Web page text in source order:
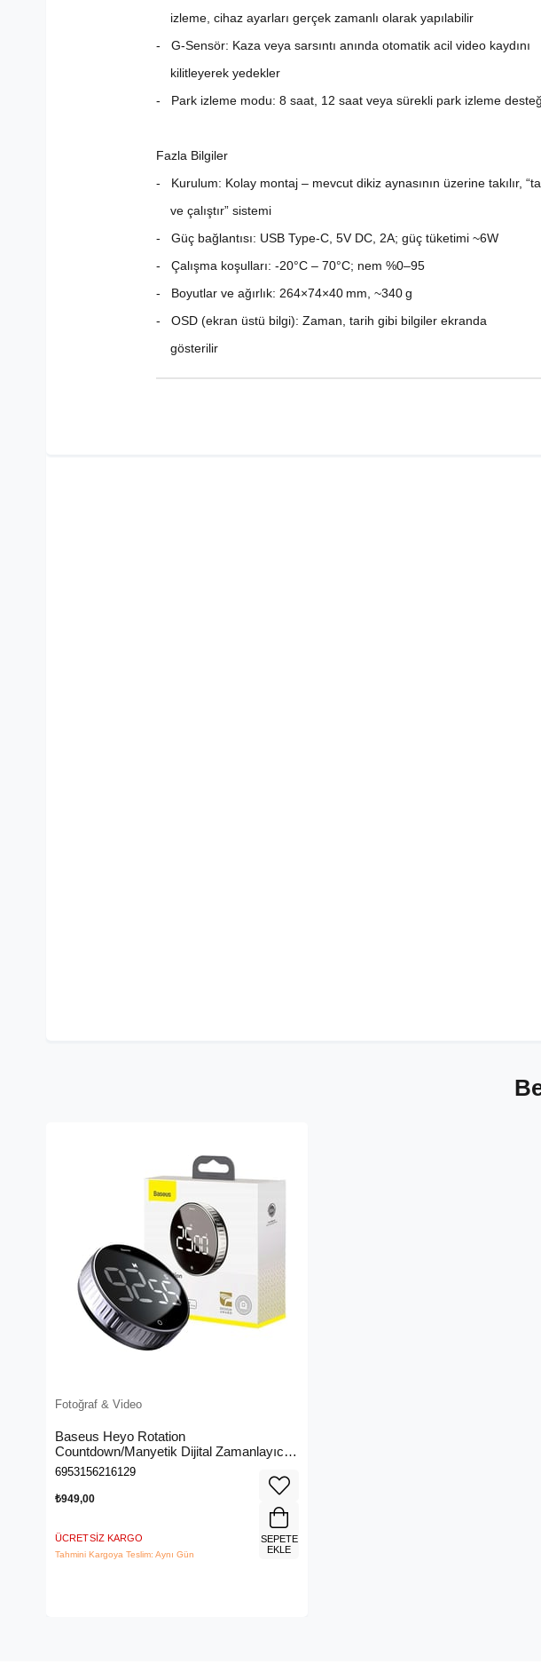
izleme, cihaz ayarları gerçek zamanlı olarak yapılabilir
- G-Sensör: Kaza veya sarsıntı anında otomatik acil video kaydını
kilitleyerek yedekler
- Park izleme modu: 8 saat, 12 saat veya sürekli park izleme
Fazla Bilgiler
- Kurulum: Kolay montaj – mevcut dikiz aynasının üzerine takılır,
ve çalıştır” sistemi
- Güç bağlantısı: USB Type‑C, 5V DC, 2A; güç tüketimi ~6W
- Çalışma koşulları: -20°C – 70°C; nem %0–95
- Boyutlar ve ağırlık: 264×74×40 mm, ~340 g
- OSD (ekran üstü bilgi): Zaman, tarih gibi bilgiler ekranda
gösterilir
Fotoğraf & Video
Baseus Heyo Rotation
Countdown/Manyetik Dijital Zamanlayıcı
Çalar Saat - Siyah
6953156216129
₺949,00
ÜCRETSIZ KARGO
Tahmini Kargoya Teslim: Aynı Gün
SEPETE
EKLE